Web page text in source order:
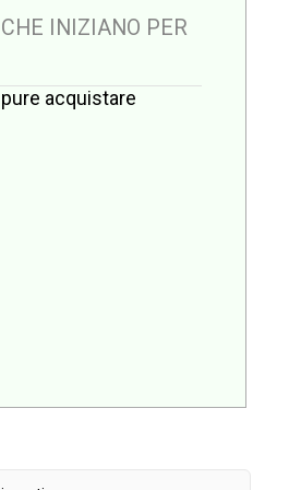
INIZIANO PER
acquistare